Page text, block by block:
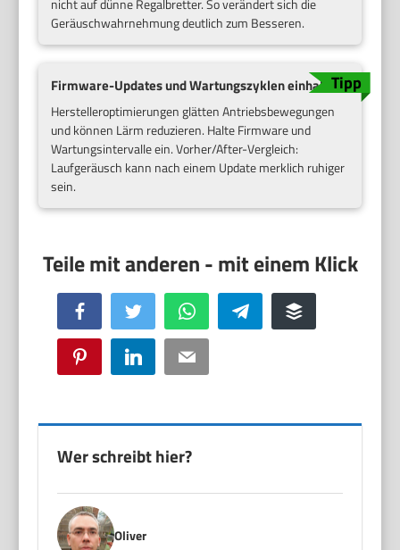
nicht auf dünne Regalbretter. So verändert sich die
Geräuschwahrnehmung deutlich zum Besseren.
Firmware-Updates und Wartungszyklen einhalten
Herstelleroptimierungen glätten Antriebsbewegungen
und können Lärm reduzieren. Halte Firmware und
Wartungsintervalle ein. Vorher/After-Vergleich:
Laufgeräusch kann nach einem Update merklich ruhiger
sein.
Facebook Twitter WhatsApp Telegram Buffer
Pinterest LinkedIn Email
Wer schreibt hier?
Oliver